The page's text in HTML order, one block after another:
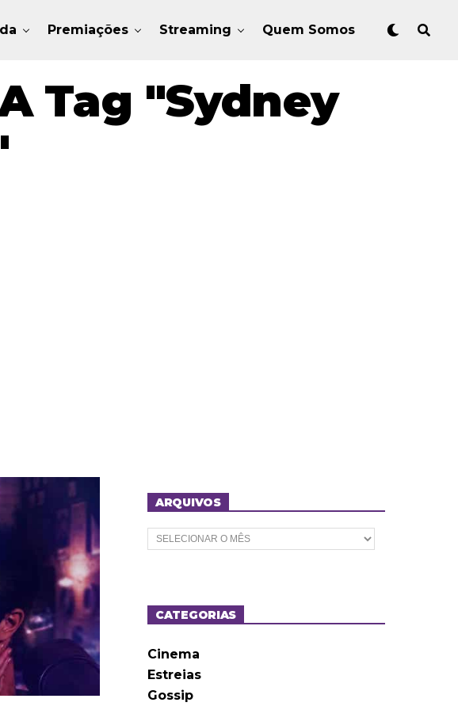
Premiações Streaming Quem Somos
Tag "Sydney
ARQUIVOS
A
r
o
sCATEGORIAS
Cinema
Estreias
Gossip